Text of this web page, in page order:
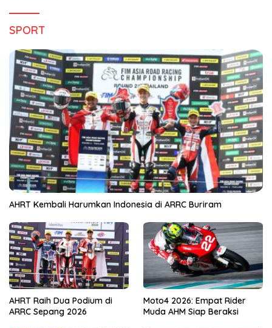
SPORT
AHRT Kembali Harumkan Indonesia di ARRC Buriram
AHRT Raih Dua Podium di
ARRC Sepang 2026
Moto4 2026: Empat Rider
Muda AHM Siap Beraksi